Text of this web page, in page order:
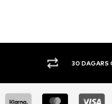
30 DAGARS